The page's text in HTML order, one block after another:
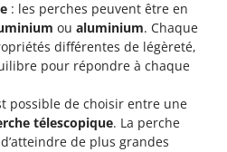
: les perches peuvent être en
ou aluminium. Chaque
différentes de légèreté,
pour répondre à chaque
possible de choisir entre une
télescopique. La perche
de plus grandes